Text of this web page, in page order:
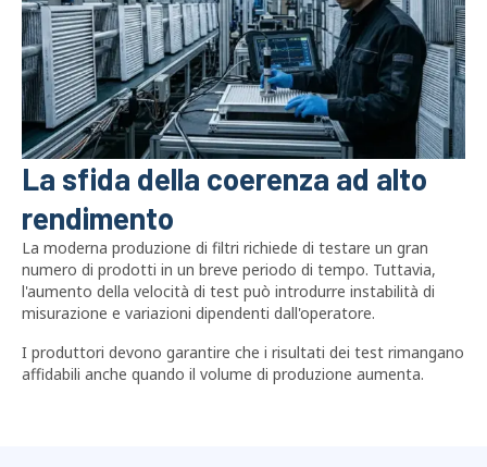
La sfida della coerenza ad alto
rendimento
La moderna produzione di filtri richiede di testare un gran
numero di prodotti in un breve periodo di tempo. Tuttavia,
l'aumento della velocità di test può introdurre instabilità di
misurazione e variazioni dipendenti dall'operatore.
I produttori devono garantire che i risultati dei test rimangano
affidabili anche quando il volume di produzione aumenta.